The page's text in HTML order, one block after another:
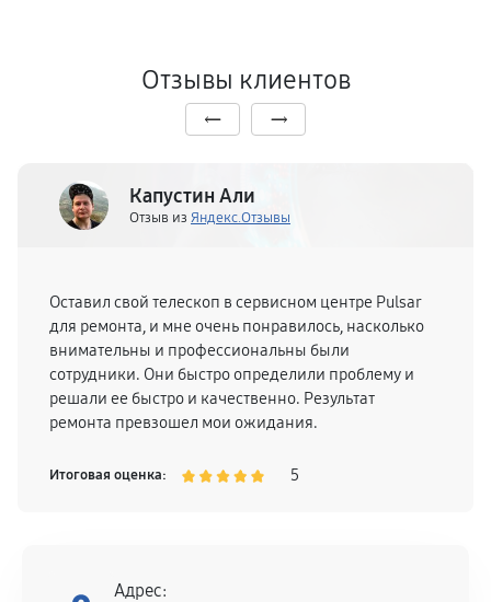
Отзывы клиентов
Капустин Али
Отзыв из Яндекс.Отзывы
Оставил свой телескоп в сервисном центре Pulsar
для ремонта, и мне очень понравилось, насколько
внимательны и профессиональны были
сотрудники. Они быстро определили проблему и
решали ее быстро и качественно. Результат
ремонта превзошел мои ожидания.
Итоговая оценка: 5
Адрес: